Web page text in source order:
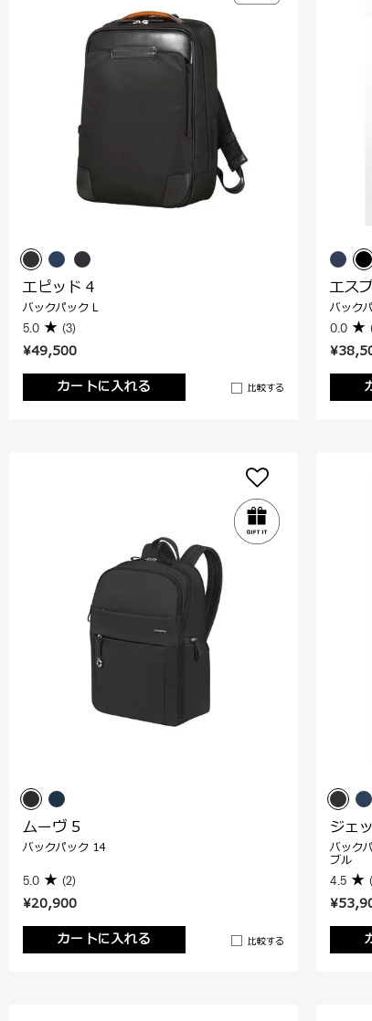
¥49,500
カートに入れる
比較する
エピッド 4
バックパック L
5.0 (3)
エス
バック
0.0
¥20,900
カートに入れる
比較する
ムーヴ 5
バックパック 14
5.0 (2)
ジェ
バック
ブル
4.5